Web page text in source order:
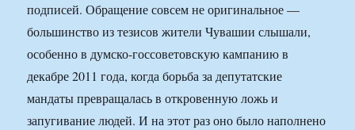
подписей. Обращение совсем не оригинальное —
большинство из тезисов жители Чувашии слышали,
особенно в думско-госсоветовскую кампанию в
декабре 2011 года, когда борьба за депутатские
мандаты превращалась в откровенную ложь и
запугивание людей. И на этот раз оно было наполнено